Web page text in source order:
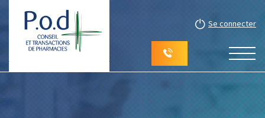
Se connecter